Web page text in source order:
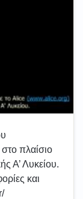
πλαίσιο
Α’ Λυκείου.
και